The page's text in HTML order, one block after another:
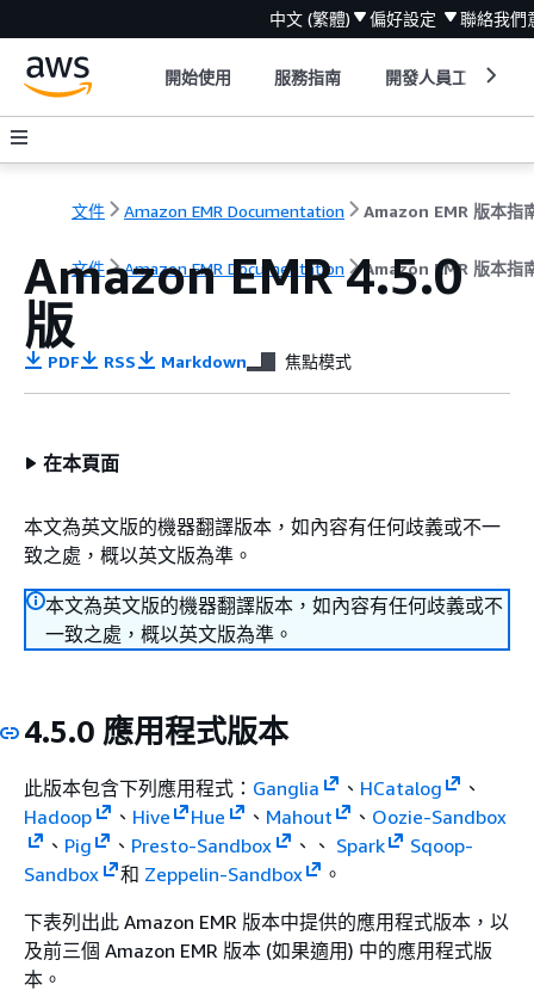
中文 (繁體) 偏好設定 聯絡我們
開始使用 服務指南 開發人員工具
文件 Amazon EMR Documentation Amazon EMR 版本指
文件 Amazon EMR Documentation Amazon EMR 版本指
Amazon EMR 4.5.0
版
PDF RSS Markdown 焦點模式
在本頁面
本文為英文版的機器翻譯版本，如內容有任何歧義或不一
致之處，概以英文版為準。
本文為英文版的機器翻譯版本，如內容有任何歧義或不
一致之處，概以英文版為準。
4.5.0 應用程式版本
此版本包含下列應用程式： Ganglia 、 HCatalog
、
Hadoop
、 Hive Hue 、 Mahout 、 Oozie-Sandbox
、 Pig 、 Presto-Sandbox 、、 Spark
Sqoop-
Sandbox
和 Zeppelin-Sandbox
。
下表列出此 Amazon EMR 版本中提供的應用程式版本，以
及前三個 Amazon EMR 版本 (如果適用) 中的應用程式版
本。